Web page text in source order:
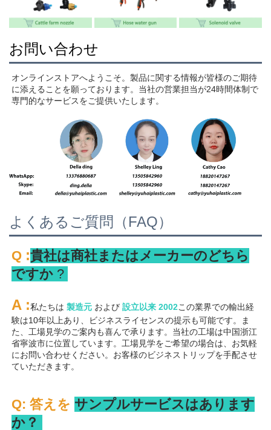
お問い合わせ
オンラインストアへようこそ。製品に関する情報が皆様のご期待
に添えることを願っております。当社の営業担当が24時間体制で
専門的なサービスをご提供いたします。
よくあるご質問（FAQ）
Q :貴社は商社またはメーカーのどちら
ですか ?
A :私たちは 製造元 および 設立以来 2002この業界での輸出経
験は10年以上あり、ビジネスライセンスの提示も可能です。ま
た、工場見学のご案内も喜んで承ります。当社の工場は中国浙江
省寧波市に位置しています。工場見学をご希望の場合は、お気軽
にお問い合わせください。お客様のビジネストリップを手配させ
ていただきます。
Q: 答えを サンプルサービスはあります
か？